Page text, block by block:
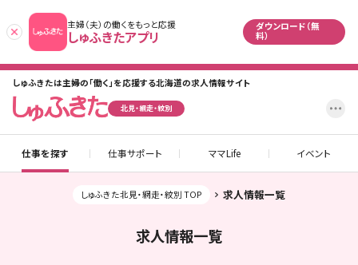
主婦（夫）の働くをもっと応援
しゅふきたアプリ
あとで
ダウンロード（無
料）
しゅふきたは主婦の「働く」を応援する北海道の求人情報サイト
北見・網走・紋別
仕事を探す 仕事サポート ママLife イベント
しゅふきた北見・網走・紋別 TOP 求人情報一覧
求人情報一覧